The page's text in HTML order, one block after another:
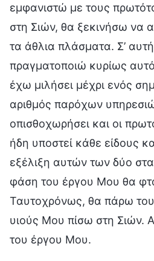
εμφανιστώ με τους
στη Σιών, θα ξεκινήσω να
τα άθλια πλάσματα. Σ’
πραγματοποιώ κυρίως
έχω μιλήσει μέχρι ενός
αριθμός παρόχων
οπισθοχωρήσει και οι
ήδη υποστεί κάθε είδους
εξέλιξη αυτών των δύο
φάση του έργου Μου θα
Ταυτοχρόνως, θα πάρω
υιούς Μου πίσω στη Σιών.
του έργου Μου.